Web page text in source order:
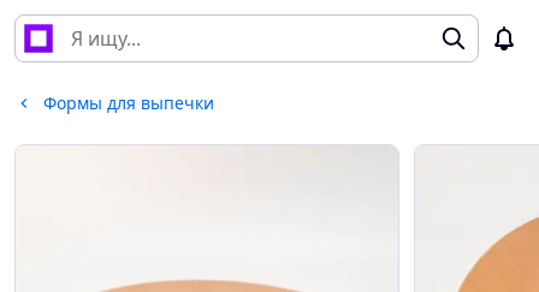
Формы для выпечки